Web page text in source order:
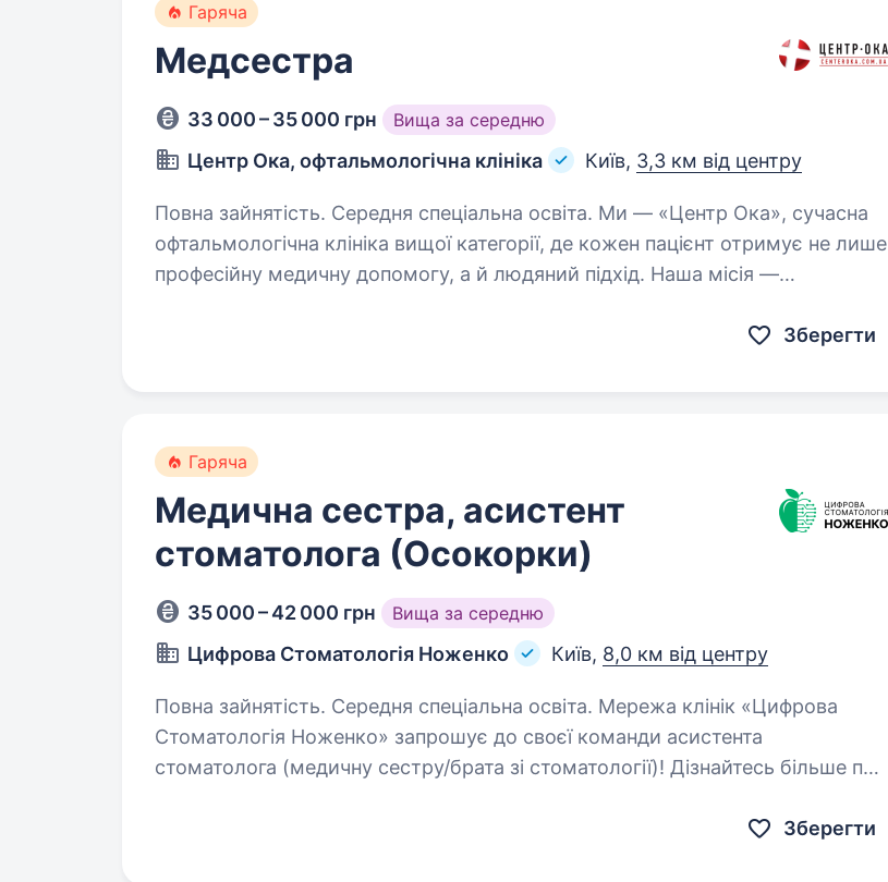
Гаряча
Медсестра
33 000 – 35 000 грн Вища за середню
Центр Ока, офтальмологічна клініка Київ, 3,3 км від центру
Повна зайнятість. Середня спеціальна освіта. Ми — «Центр Ока», сучасна
офтальмологічна клініка вищої категорії, де кожен пацієнт отримує не лише
професійну медичну допомогу, а й людяний підхід. Наша місія —
Зберегти
Гаряча
Медична сестра, асистент
стоматолога (Осокорки)
35 000 – 42 000 грн Вища за середню
Цифрова Стоматологія Ноженко Київ, 8,0 км від центру
Повна зайнятість. Середня спеціальна освіта. Мережа клінік «Цифрова
Стоматологія Ноженко» запрошує до своєї команди асистента
стоматолога (медичну сестру/брата зі стоматології)! Дізнайтесь більше про
Зберегти